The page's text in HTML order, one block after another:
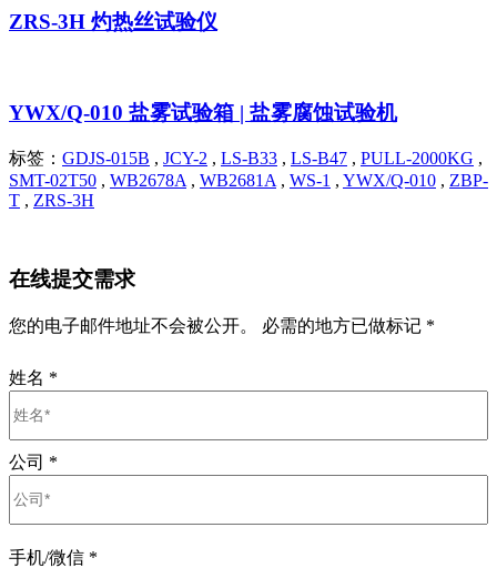
ZRS-3H 灼热丝试验仪
YWX/Q-010 盐雾试验箱 | 盐雾腐蚀试验机
标签： GDJS-015B , JCY-2 , LS-B33 , LS-B47 , PULL-2000KG ,
SMT-02T50 , WB2678A , WB2681A , WS-1 , YWX/Q-010 , ZBP-
T , ZRS-3H
在线提交需求
您的电子邮件地址不会被公开。 必需的地方已做标记 *
姓名 *
公司 *
手机/微信 *